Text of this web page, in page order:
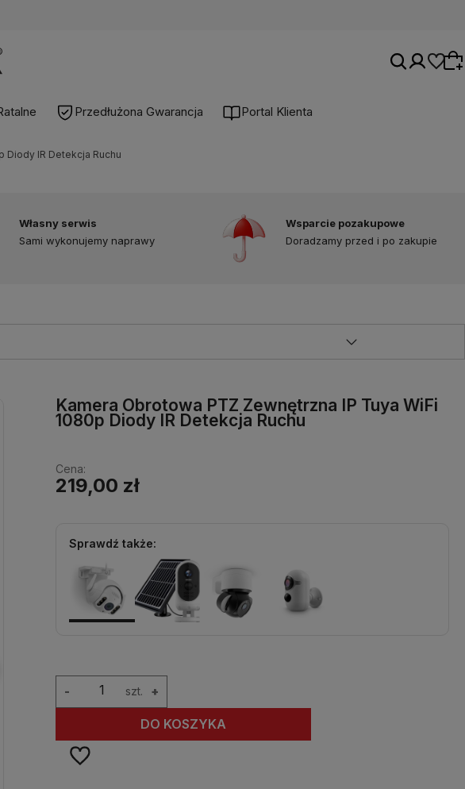
produkty do listy z poprzedniej sesji.
Przedłużona Gwarancja Portal Klienta
Diody IR Detekcja Ruchu
Własny serwis
Sami wykonujemy naprawy
Wsparcie pozakupowe
Doradzamy przed i po zakupie
Kamera Obrotowa PTZ Zewnętrzna IP Tuya WiFi
1080p Diody IR Detekcja Ruchu
Cena:
219,00 zł
Sprawdź także:
szt. +
-
DO KOSZYKA